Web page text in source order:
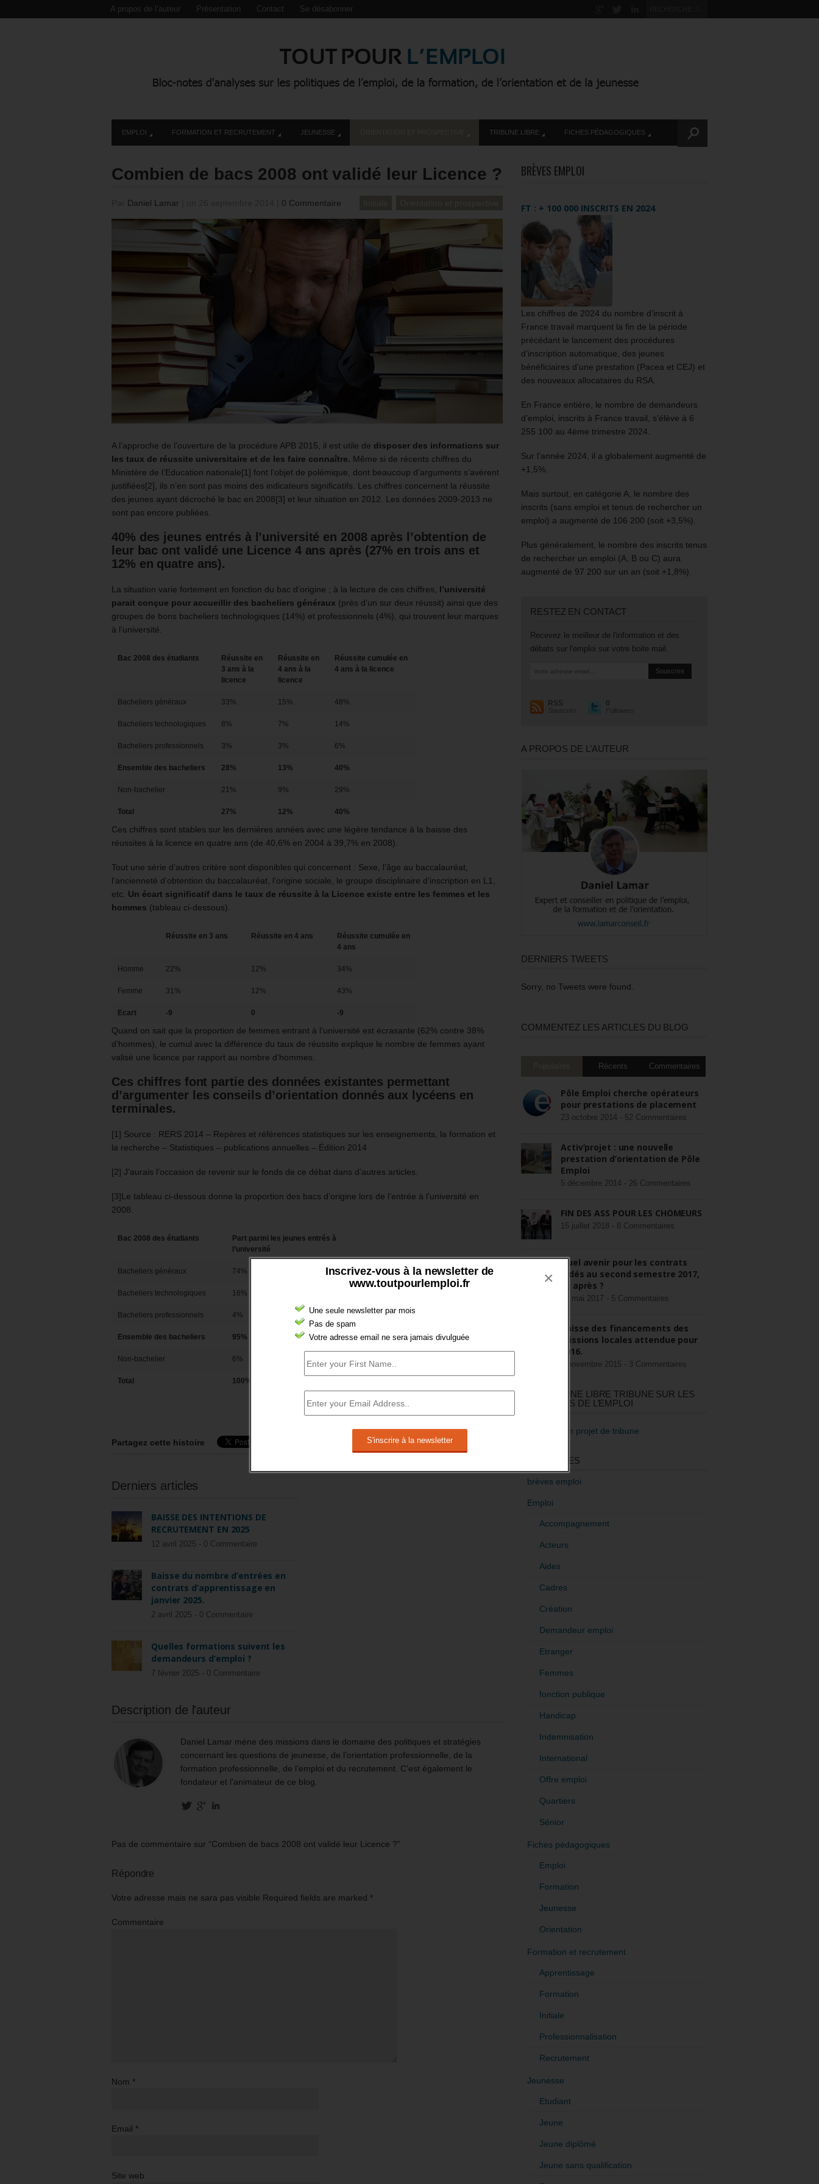
Inscrivez-vous à la newsletter de
www.toutpourlemploi.fr
Une seule newsletter par mois
Pas de spam
Votre adresse email ne sera jamais divulguée
×
A propos de l’auteur Présentation Contact Se désabonner
EMPLOI FORMATION ET RECRUTEMENT JEUNESSE TRIBUNE LIBRE FICHES PÉDAGOGIQUES
Combien de bacs 2008 ont validé leur Licence ?
Daniel Lamar 0 Commentaire
A l’approche de l’ouverture de la procédure APB 2015, il est utile de disposer des informations sur
les taux de réussite universitaire et de les faire connaître. Même si de récents chiffres du
Ministère de l’Education nationale[1] font l’objet de polémique, dont beaucoup d’arguments s’avèrent
justifiées[2], ils n’en sont pas moins des indicateurs significatifs. Les chiffres concernent la réussite
des jeunes ayant décroché le bac en 2008[3] et leur situation en 2012. Les données 2009-2013 ne
sont pas encore publiées.
40% des jeunes entrés à l’université en 2008 après l’obtention de
leur bac ont validé une Licence 4 ans après (27% en trois ans et
12% en quatre ans).
La situation varie fortement en fonction du bac d’origine ; à la lecture de ces chiffres, l’université
parait conçue pour accueillir des bacheliers généraux (près d’un sur deux réussit) ainsi que des
groupes de bons bacheliers technologiques (14%) et professionnels (4%), qui trouvent leur marques
à l’université.
Bac 2008 des étudiants
Réussite en
3 ans à la
licence
Réussite en
4 ans à la
licence
Réussite cumulée en
4 ans à la licence
Bacheliers généraux 33% 15% 48%
Bacheliers technologiques 8% 7% 14%
Bacheliers professionnels 3% 3% 6%
Ensemble des bacheliers 28% 13% 40%
Non-bachelier 21% 9% 29%
Total 27% 12% 40%
Ces chiffres sont stables sur les dernières années avec une légère tendance à la baisse des
réussites à la licence en quatre ans (de 40,6% en 2004 à 39,7% en 2008).
Tout une série d’autres critère sont disponibles qui concernent : Sexe, l’âge au baccalauréat,
l’ancienneté d’obtention du baccalauréat, l’origine sociale, le groupe disciplinaire d’inscription en L1,
etc.
Un écart significatif dans le taux de réussite à la Licence existe entre les femmes et les
hommes (tableau ci-dessous).
Réussite en 3 ans Réussite en 4 ans
Réussite cumulée en
4 ans
Homme 22% 12% 34%
Femme 31% 12% 43%
Ecart -9 0 -9
Quand on sait que la proportion de femmes entrant à l’université est écrasante (62% contre 38%
d’hommes), le cumul avec la différence du taux de réussite explique le nombre de femmes ayant
valisé une licence par rapport au nombre d’hommes.
Ces chiffres font partie des données existantes permettant
d’argumenter les conseils d’orientation donnés aux lycéens en
terminales.
[1] Source : RERS 2014 – Repères et références statistiques sur les enseignements, la formation et
la recherche – Statistiques – publications annuelles – Édition 2014
[2] J’aurais l’occasion de revenir sur le fonds de ce débat dans d’autres articles.
[3]Le tableau ci-dessous donne la proportion des bacs d’origine lors de l’entrée à l’université en
2008.
Bac 2008 des étudiants
Part parmi les jeunes entrés à
l’université
Bacheliers généraux 74%
Bacheliers technologiques 16%
Bacheliers professionnels 4%
Ensemble des bacheliers 95%
Non-bachelier 6%
Total 100%
Partagez cette histoire Save
Derniers articles
BAISSE DES INTENTIONS DE
RECRUTEMENT EN 2025
12 avril 2025 - 0 Commentaire
Baisse du nombre d’entrées en
contrats d’apprentissage en
janvier 2025.
2 avril 2025 - 0 Commentaire
Quelles formations suivent les
demandeurs d’emploi ?
7 février 2025 - 0 Commentaire
Description de l'auteur
Daniel Lamar mène des missions dans le domaine des politiques et stratégies
concernant les questions de jeunesse, de l’orientation professionnelle, de la
formation professionnelle, de l’emploi et du recrutement. C'est également le
fondateur et l'animateur de ce blog.
Pas de commentaire sur “Combien de bacs 2008 ont validé leur Licence ?”
Répondre
Votre adresse mais ne sara pas visible Required fields are marked *
Commentaire
Nom *
Email *
Site web
BRÈVES EMPLOI
FT : + 100 000 INSCRITS EN 2024
Les chiffres de 2024 du nombre d’inscrit à
France travail marquent la fin de la période
précédant le lancement des procédures
d’inscription automatique, des jeunes
bénéficiaires d’une prestation (Pacea et CEJ) et
des nouveaux allocataires du RSA.
En France entière, le nombre de demandeurs
d’emploi, inscrits à France travail, s’élève à 6
255 100 au 4ème trimestre 2024.
Sur l’année 2024, il a globalement augmenté de
+1,5%.
Mais surtout, en catégorie A, le nombre des
inscrits (sans emploi et tenus de rechercher un
emploi) a augmenté de 106 200 (soit +3,5%).
Plus généralement, le nombre des inscrits tenus
de rechercher un emploi (A, B ou C) aura
augmenté de 97 200 sur un an (soit +1,8%).
RESTEZ EN CONTACT
Recevez le meilleur de l'information et des
débats sur l'emploi sur votre boite mail.
RSS
Souscrire
0
Followers
A PROPOS DE L’AUTEUR
DERNIERS TWEETS
Sorry, no Tweets were found.
COMMENTEZ LES ARTICLES DU BLOG
Récents Commentaires
Pôle Emploi cherche opérateurs
pour prestations de placement
23 octobre 2014 - 52 Commentaires
Activ’projet : une nouvelle
prestation d’orientation de Pôle
Emploi
5 décembre 2014 - 26 Commentaires
FIN DES ASS POUR LES CHÔMEURS
15 juillet 2018 - 8 Commentaires
Quel avenir pour les contrats
aidés au second semestre 2017,
et après ?
22 mai 2017 - 5 Commentaires
Baisse des financements des
missions locales attendue pour
2016.
3 novembre 2015 - 3 Commentaires
RÉDIGEZ UNE LIBRE TRIBUNE SUR LES
POLITIQUES DE L’EMPLOI
>Décrire mon projet de tribune
CATÉGORIES
brèves emploi
Emploi
Accompagnement
Acteurs
Aides
Cadres
Création
Demandeur emploi
Etranger
Femmes
fonction publique
Handicap
Indemnisation
International
Offre emploi
Quartiers
Sénior
Fiches pédagogiques
Emploi
Formation
Jeunesse
Orientation
Formation et recrutement
Apprentissage
Formation
Initiale
Professionnalisation
Recrutement
Jeunesse
Etudiant
Jeune
Jeune diplômé
Jeune sans qualification